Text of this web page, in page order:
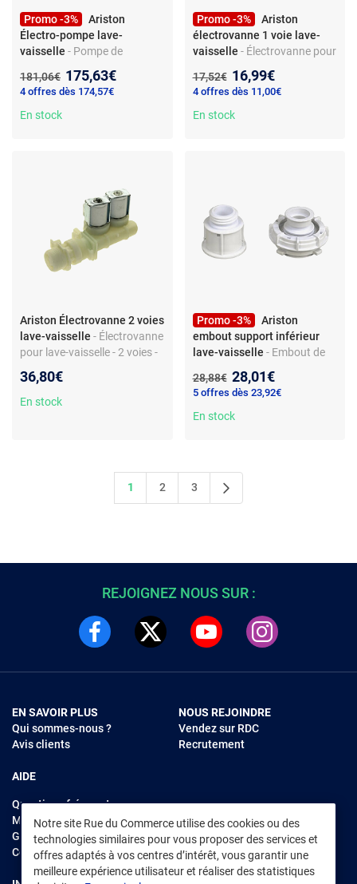
Promo -3%
Ariston
Électro-pompe lave-
vaisselle - Pompe de
- 220/240 V AC - moteur
BLDC - joint inclus - pièce
d’origine constructeur - réf.
Ancien prix :
181,06€ Nouveau prix :
175,63€
4 offres dès 174,57€
En stock
Promo -3%
Ariston
électrovanne 1 voie lave-
vaisselle - Électrovanne pour
de remplacement -
Compatible Indesit DIF14 -
Référence C00273883
Ancien prix :
17,52€ Nouveau prix :
16,99€
4 offres dès 11,00€
En stock
Ariston Électrovanne 2 voies
lave-vaisselle - Électrovanne
pour lave-vaisselle - 2 voies -
d’alimentation eau - Réf.
C00097712 - Compatible
36,80€
En stock
Promo -3%
Ariston
embout support inférieur
lave-vaisselle - Embout de
de lave-vaisselle - Compatible
Ariston, Indesit, Scholtes -
Référence C00075111 -
Ancien prix :
28,88€ Nouveau prix :
28,01€
5 offres dès 23,92€
En stock
1 2 3
REJOIGNEZ NOUS SUR :
EN SAVOIR PLUS
Qui sommes-nous ?
Avis clients
AIDE
Questions fréquentes
Modes de règlements
Garantie et retours
Contacter Rue du Commerce
NOUS REJOINDRE
Vendez sur RDC
Recrutement
Notre site Rue du Commerce utilise des cookies ou des
technologies similaires pour vous proposer des services et
offres adaptés à vos centres d’intérêt, vous garantir une
meilleure expérience utilisateur et réaliser des statistiques